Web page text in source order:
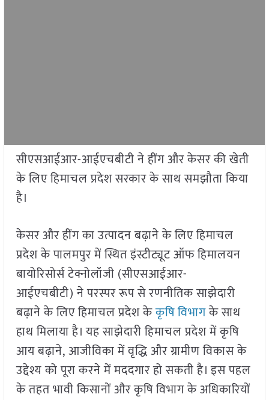
सीएसआईआर-आईएचबीटी ने हींग और केसर की खेती
के लिए हिमाचल प्रदेश सरकार के साथ समझौता किया
है।
केसर और हींग का उत्पादन बढ़ाने के लिए हिमाचल
प्रदेश के पालमपुर में स्थित इंस्टीट्यूट ऑफ हिमालयन
बायोरिसोर्स टेक्नोलॉजी (सीएसआईआर-
आईएचबीटी) ने परस्पर रूप से रणनीतिक साझेदारी
बढ़ाने के लिए हिमाचल प्रदेश केकृषि विभागके साथ
हाथ मिलाया है। यह साझेदारी हिमाचल प्रदेश में कृषि
आय बढ़ाने, आजीविका में वृद्धि और ग्रामीण विकास के
उद्देश्य को पूरा करने में मददगार हो सकती है। इस पहल
के तहत भावी किसानों और कृषि विभाग के अधिकारियों